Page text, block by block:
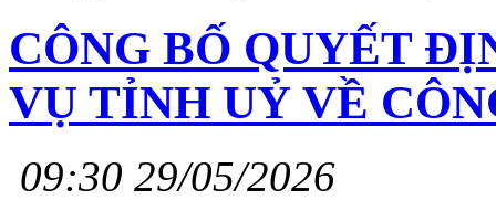
CÔNG BỐ QUYẾT
VỤ TỈNH UỶ VỀ
09:30 29/05/2026